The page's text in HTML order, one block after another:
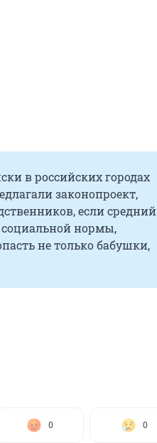
в российских городах
законопроект,
если средний
нормы,
не только бабушки,
0 0